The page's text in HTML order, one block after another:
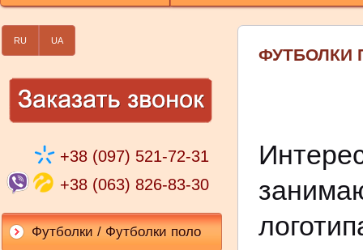
RU UA
+38 (097) 521-72-31
+38 (063) 826-83-30
Футболки / Футболки поло
ФУТБОЛКИ